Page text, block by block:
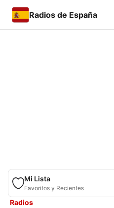
Radios de España
Mi Lista
Favoritos y Recientes
Radios